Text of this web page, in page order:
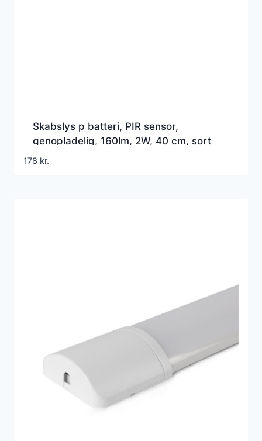
Skabslys p batteri, PIR sensor,
genopladelig, 160lm, 2W, 40 cm, sort
178 kr.